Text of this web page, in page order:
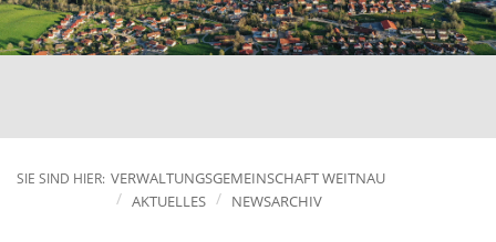
SIE SIND HIER: VERWALTUNGSGEMEINSCHAFT WEITNAU
AKTUELLES
NEWSARCHIV